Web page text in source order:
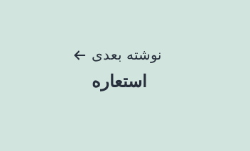
نوشته بعدی
استعاره